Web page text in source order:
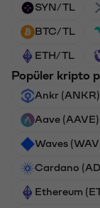
SYN/TL
BTC/TL
ETH/TL
Popüler kripto
Ankr (ANKR)
Aave (AAVE)
Waves
Cardano
Ethereum